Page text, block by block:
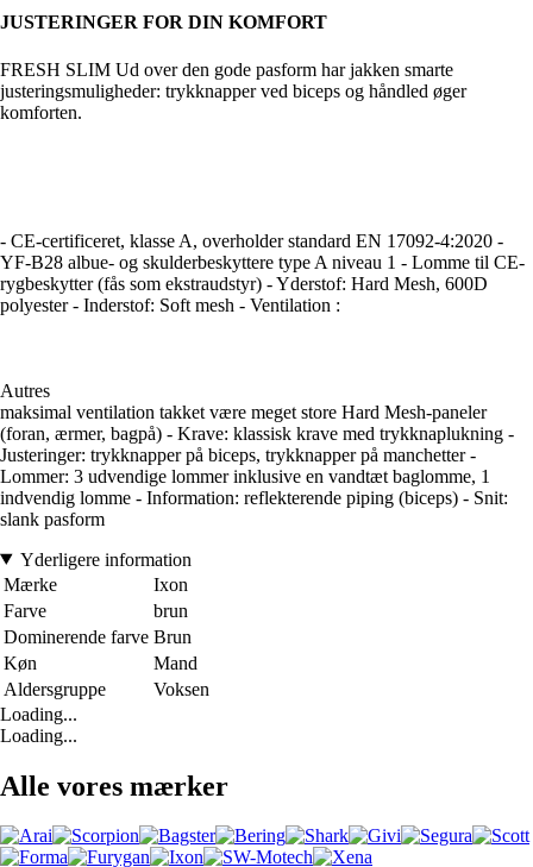
JUSTERINGER FOR DIN KOMFORT
FRESH SLIM Ud over den gode pasform har jakken smarte
justeringsmuligheder: trykknapper ved biceps og håndled øger
komforten.
- CE-certificeret, klasse A, overholder standard EN 17092-4:2020 -
YF-B28 albue- og skulderbeskyttere type A niveau 1 - Lomme til CE-
rygbeskytter (fås som ekstraudstyr) - Yderstof: Hard Mesh, 600D
polyester - Inderstof: Soft mesh - Ventilation :
Autres
maksimal ventilation takket være meget store Hard Mesh-paneler
(foran, ærmer, bagpå) - Krave: klassisk krave med trykknaplukning -
Justeringer: trykknapper på biceps, trykknapper på manchetter -
Lommer: 3 udvendige lommer inklusive en vandtæt baglomme, 1
indvendig lomme - Information: reflekterende piping (biceps) - Snit:
slank pasform
Yderligere information
Mærke
Ixon
Farve
brun
Dominerende farve Brun
Køn
Mand
Aldersgruppe
Voksen
Loading...
Loading...
Alle vores mærker